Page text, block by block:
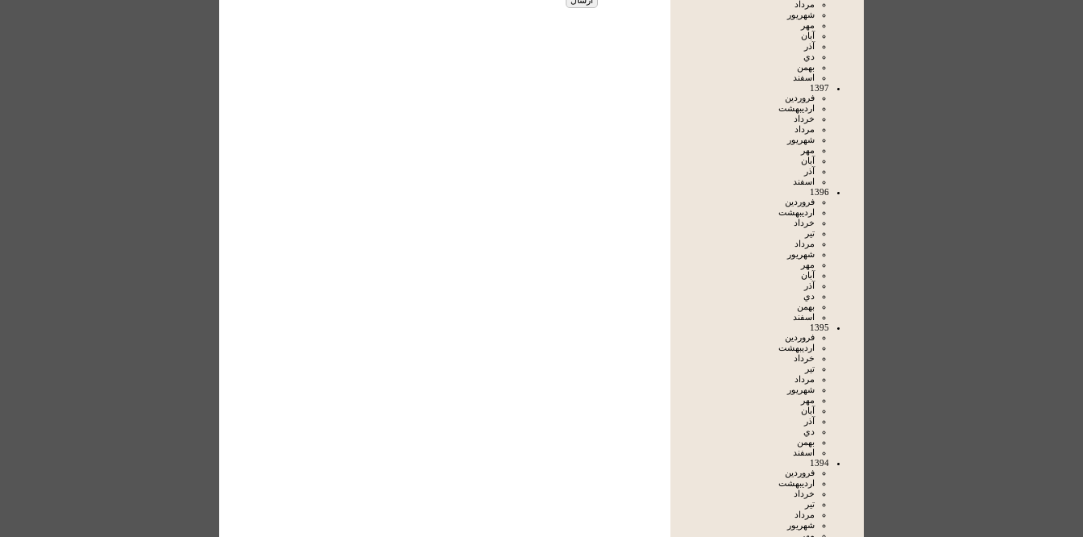
مرداد
شهريور
مهر
آبان
آذر
دي
بهمن
اسفند
1397
فروردين
ارديبهشت
خرداد
مرداد
شهريور
مهر
آبان
آذر
اسفند
1396
فروردين
ارديبهشت
خرداد
تير
مرداد
شهريور
مهر
آبان
آذر
دي
بهمن
اسفند
1395
فروردين
ارديبهشت
خرداد
تير
مرداد
شهريور
مهر
آبان
آذر
دي
بهمن
اسفند
1394
فروردين
ارديبهشت
خرداد
تير
مرداد
شهريور